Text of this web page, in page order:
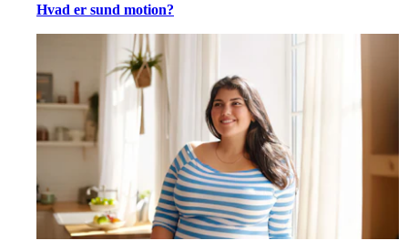
Hvad er sund motion?